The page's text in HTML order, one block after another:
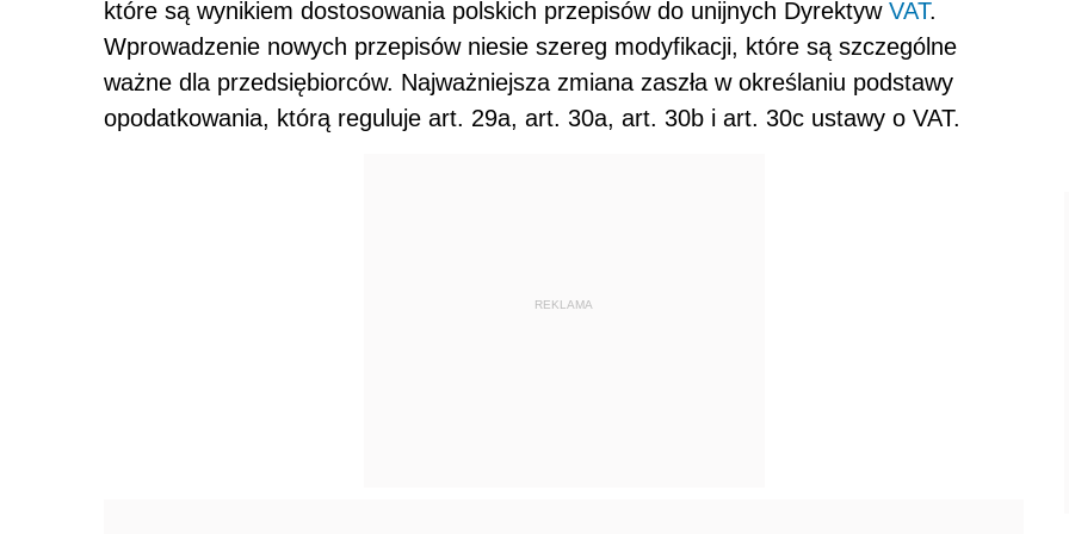
które są wynikiem dostosowania polskich przepisów do unijnych Dyrektyw VAT.
Wprowadzenie nowych przepisów niesie szereg modyfikacji, które są szczególne
ważne dla przedsiębiorców. Najważniejsza zmiana zaszła w określaniu podstawy
opodatkowania, którą reguluje art. 29a, art. 30a, art. 30b i art. 30c ustawy o VAT.
REKLAMA